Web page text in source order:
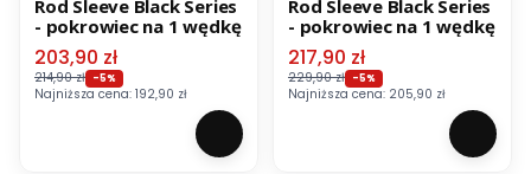
Rod Sleeve Black Series
- pokrowiec na 1 wędkę
Cena promocyjna
203,90 zł
214,90 zł -5%
Najniższa cena: 192,90 zł
Rod Sleeve Black Series
- pokrowiec na 1 wędkę
Cena promocyjna
217,90 zł
229,90 zł -5%
Najniższa cena: 205,90 zł